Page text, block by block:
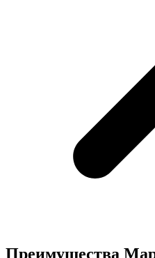
Преимущества